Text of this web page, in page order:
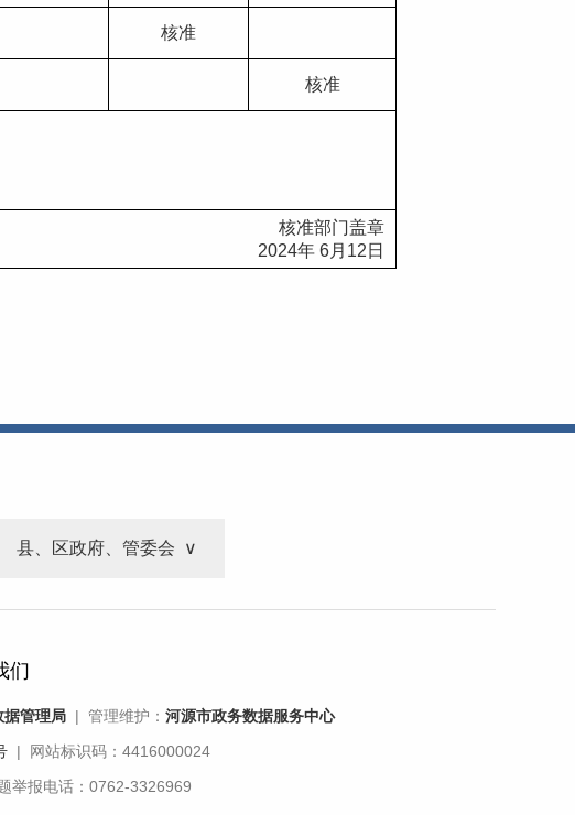
核准
核准
核准部门盖章
2024年 6月 12 日
县、区政府、管委会
们
据管理局 | 管理维护： 河源市政务数据服务中心
| 网站标识码：4416000024
报电话：0762-3326969